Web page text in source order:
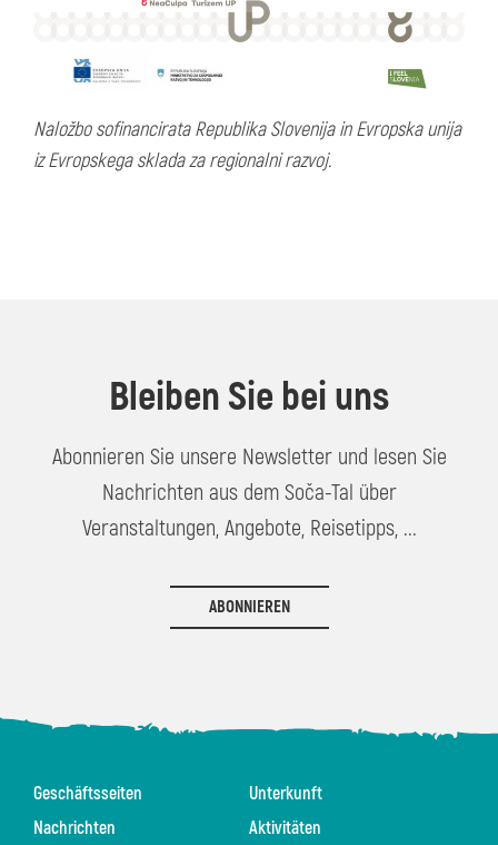
Naložbo sofinancirata Republika Slovenija in Evropska unija
iz Evropskega sklada za regionalni razvoj.
Bleiben Sie bei uns
Abonnieren Sie unsere Newsletter und lesen Sie
Nachrichten aus dem Soča-Tal über
Veranstaltungen, Angebote, Reisetipps, ...
ABONNIEREN
Geschäftsseiten
Nachrichten
Unterkunft
Aktivitäten